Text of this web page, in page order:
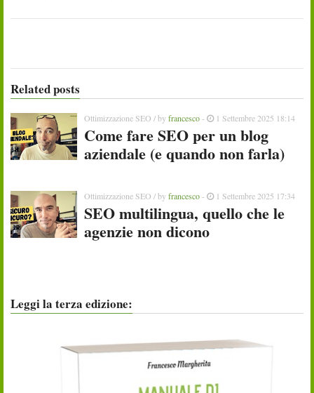
Related posts
Ottimizzazione SEO / by francesco- 1 Settembre 2025 18:14
Come fare SEO per un blog
aziendale (e quando non farla)
Ottimizzazione SEO / by francesco- 1 Settembre 2025 17:34
SEO multilingua, quello che le
agenzie non dicono
Leggi la terza edizione: